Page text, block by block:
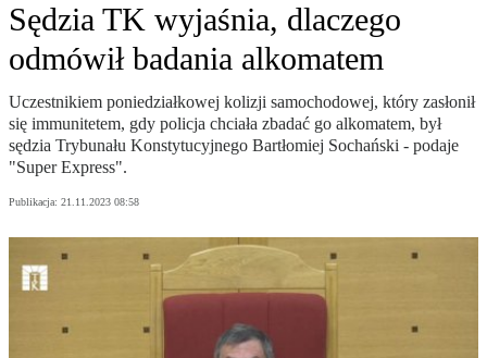
Sędzia TK wyjaśnia, dlaczego
odmówił badania alkomatem
Uczestnikiem poniedziałkowej kolizji samochodowej, który zasłonił
się immunitetem, gdy policja chciała zbadać go alkomatem, był
sędzia Trybunału Konstytucyjnego Bartłomiej Sochański - podaje
"Super Express".
Publikacja: 21.11.2023 08:58